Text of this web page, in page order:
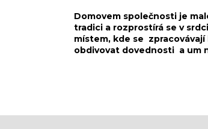
Domovem společnosti je
tradici a rozprostírá se v
místem, kde se
obdivovat dovednosti a um